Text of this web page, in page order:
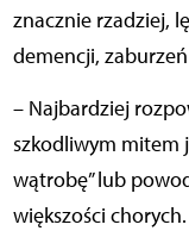
znacznie rzadziej,
demencji,
– Najbardziej
szkodliwym mitem
wątrobę” lub
większości